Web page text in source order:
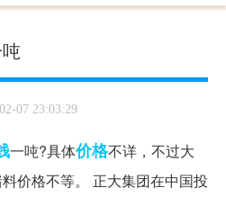
07 23:03:29
一吨?具体价格不详，不过大
价格不等。 正大集团在中国投